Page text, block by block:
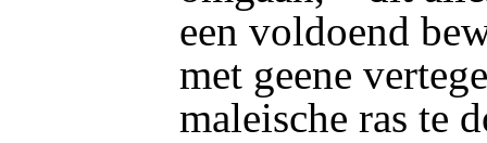
een voldoend
met geene
maleische ras te